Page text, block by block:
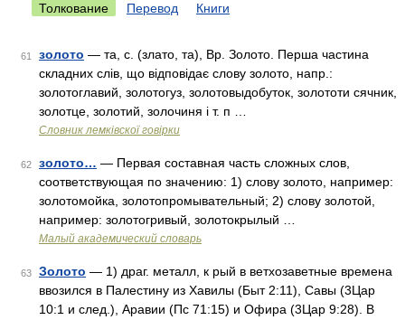
Толкование Перевод Книги
61 золото — та, с. (злато, та), Вр. Золото. Перша частина
складних слів, що відповідає слову золото, напр.:
золотоглавий, золотогуз, золотовыдобуток, золототи сячник,
золотце, золотий, золочиня і т. п …
Словник лемківскої говірки
62 золото… — Первая составная часть сложных слов,
соответствующая по значению: 1) слову золото, например:
золотомойка, золотопромывательный; 2) слову золотой,
например: золотогривый, золотокрылый …
Малый академический словарь
63 Золото — 1) драг. металл, к рый в ветхозаветные времена
ввозился в Палестину из Хавилы (Быт 2:11), Савы (3Цар
10:1 и след.), Аравии (Пс 71:15) и Офира (3Цар 9:28). В